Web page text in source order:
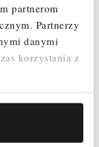
partnerom
Partnerzy
danymi
korzystania z
SGA (3